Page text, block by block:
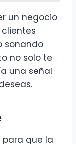
un negocio
sonando
no solo te
una señal
para que la